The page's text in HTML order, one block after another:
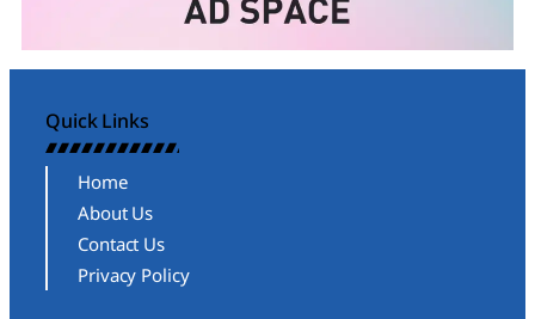
Quick Links
Home
About Us
Contact Us
Privacy Policy